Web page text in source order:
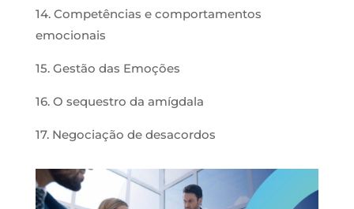
14. Competências e comportamentos
emocionais
15. Gestão das Emoções
16. O sequestro da amígdala
17. Negociação de desacordos